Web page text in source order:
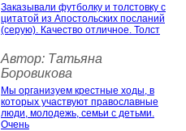
Заказывали футболку и толстовку с
цитатой из Апостольских посланий
(серую). Качество отличное. Толст
Автор: Татьяна
Боровикова
Мы организуем крестные ходы, в
которых участвуют православные
люди, молодежь, семьи с детьми.
Очень